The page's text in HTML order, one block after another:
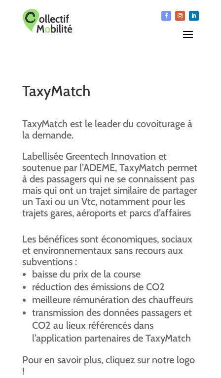
TaxyMatch
TaxyMatch est le leader du covoiturage à
la demande.
Labellisée Greentech Innovation et
soutenue par l’ADEME, TaxyMatch permet
à des passagers qui ne se connaissent pas
mais qui ont un trajet similaire de partager
un Taxi ou un Vtc, notamment pour les
trajets gares, aéroports et parcs d’affaires
Les bénéfices sont économiques, sociaux
et environnementaux sans recours aux
subventions :
baisse du prix de la course
réduction des émissions de CO2
meilleure rémunération des chauffeurs
transmission des données passagers et
CO2 au lieux référencés dans
l’application partenaires de TaxyMatch
Pour en savoir plus, cliquez sur notre logo
!